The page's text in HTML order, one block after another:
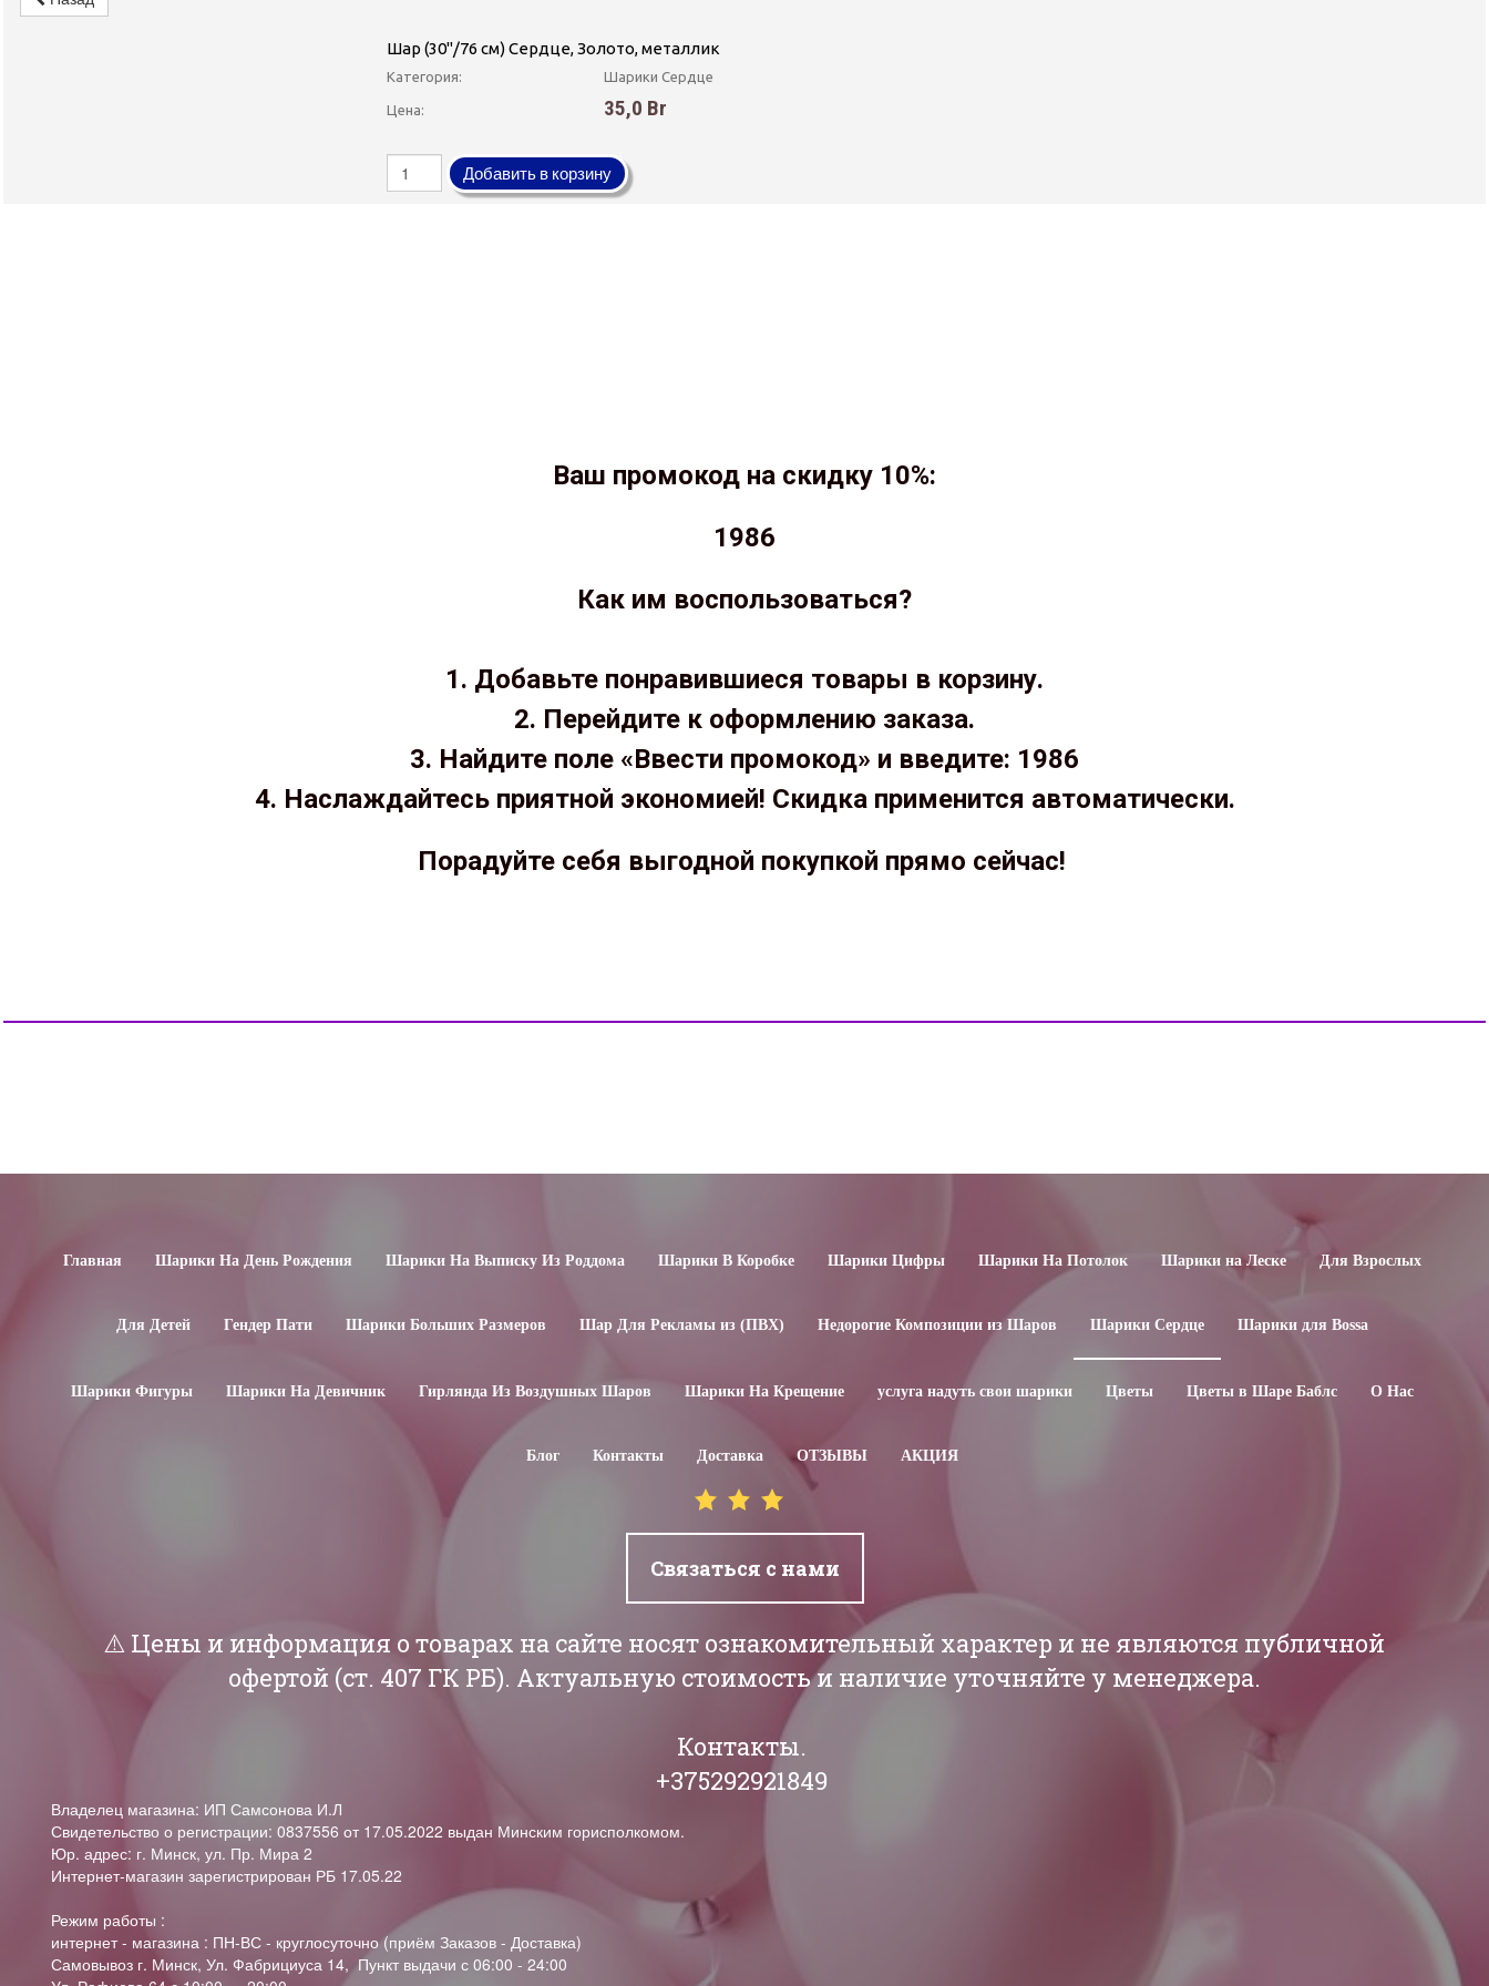
Шар (30''/76 см) Сердце, Золото, металлик
Категория: Шарики Сердце
Цена: 35,0 Br
Добавить в корзину
Ваш промокод на скидку 10%:
1986
Как им воспользоваться?
1. Добавьте понравившиеся товары в корзину.
2. Перейдите к оформлению заказа.
3. Найдите поле «Ввести промокод» и введите: 1986
4. Наслаждайтесь приятной экономией! Скидка применится автоматически.
Порадуйте себя выгодной покупкой прямо сейчас!
Главная Шарики На День Рождения Шарики На Выписку Из Роддома Шарики В Коробке Шарики Цифры Шарики На Потолок Шарики на Леске Для Взрослых
Для Детей Гендер Пати Шарики Больших Размеров Шар Для Рекламы из (ПВХ) Недорогие Композиции из Шаров Шарики Сердце Шарики для Воssa
Шарики Фигуры Шарики На Девичник Гирлянда Из Воздушных Шаров Шарики На Крещение услуга надуть свои шарики Цветы Цветы в Шаре Баблс О Нас
Блог Контакты Доставка ОТЗЫВЫ АКЦИЯ
Связаться с нами
⚠️ Цены и информация о товарах на сайте носят ознакомительный характер и не являются публичной
офертой (ст. 407 ГК РБ). Актуальную стоимость и наличие уточняйте у менеджера.
Контакты.
+375292921849
Владелец магазина: ИП Самсонова И.Л
Свидетельство о регистрации: 0837556 от 17.05.2022 выдан Минским горисполкомом.
Юр. адрес: г. Минск, ул. Пр. Мира 2
Интернет-магазин зарегистрирован РБ 17.05.22
Режим работы :
интернет - магазина : ПН-ВС - круглосуточно (приём Заказов - Доставка)
Самовывоз г. Минск, Ул. Фабрициуса 14, Пункт выдачи с 06:00 - 24:00